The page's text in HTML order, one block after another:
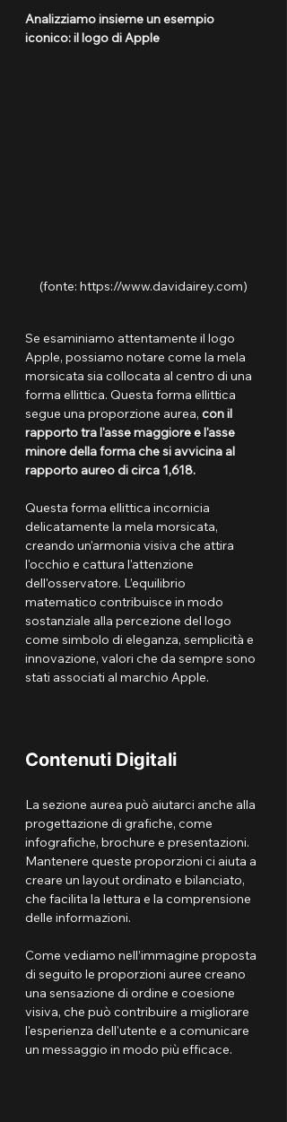
Analizziamo insieme un esempio
iconico: il logo di Apple
(fonte: https://www.davidairey.com)
Se esaminiamo attentamente il logo
Apple, possiamo notare come la mela
morsicata sia collocata al centro di una
forma ellittica. Questa forma ellittica
segue una proporzione aurea, con il
rapporto tra l'asse maggiore e l'asse
minore della forma che si avvicina al
rapporto aureo di circa 1,618.
Questa forma ellittica incornicia
delicatamente la mela morsicata,
creando un'armonia visiva che attira
l'occhio e cattura l'attenzione
dell'osservatore. L’equilibrio
matematico contribuisce in modo
sostanziale alla percezione del logo
come simbolo di eleganza, semplicità e
innovazione, valori che da sempre sono
stati associati al marchio Apple.
Contenuti Digitali
La sezione aurea può aiutarci anche alla
progettazione di grafiche, come
infografiche, brochure e presentazioni.
Mantenere queste proporzioni ci aiuta a
creare un layout ordinato e bilanciato,
che facilita la lettura e la comprensione
delle informazioni.
Come vediamo nell’immagine proposta
di seguito le proporzioni auree creano
una sensazione di ordine e coesione
visiva, che può contribuire a migliorare
l'esperienza dell'utente e a comunicare
un messaggio in modo più efficace.